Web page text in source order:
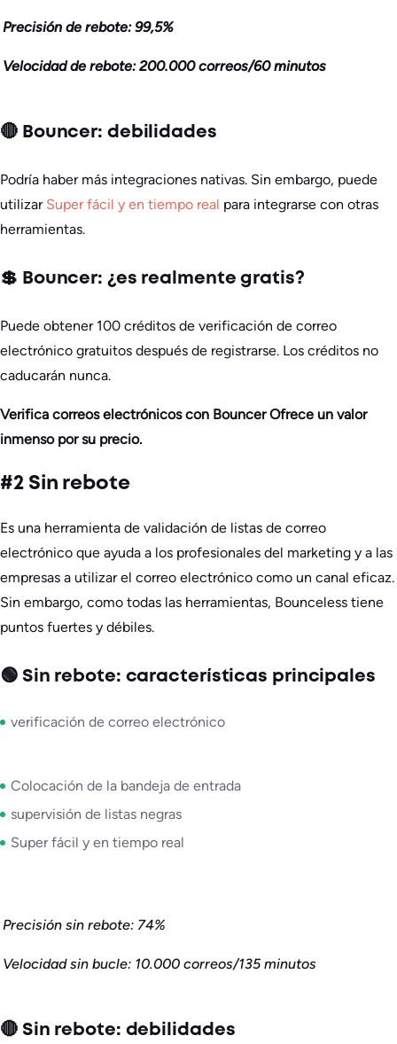
Precisión de rebote: 99,5%
Velocidad de rebote: 200.000 correos/60 minutos
🔴 Bouncer: debilidades
Podría haber más integraciones nativas. Sin embargo, puede
utilizar Super fácil y en tiempo real para integrarse con otras
herramientas.
💲 Bouncer: ¿es realmente gratis?
Puede obtener 100 créditos de verificación de correo
electrónico gratuitos después de registrarse. Los créditos no
caducarán nunca.
Verifica correos electrónicos con Bouncer Ofrece un valor
inmenso por su precio.
#2 Sin rebote
Es una herramienta de validación de listas de correo
electrónico que ayuda a los profesionales del marketing y a las
empresas a utilizar el correo electrónico como un canal eficaz.
Sin embargo, como todas las herramientas, Bounceless tiene
puntos fuertes y débiles.
🟢 Sin rebote: características principales
verificación de correo electrónico
Colocación de la bandeja de entrada
supervisión de listas negras
Super fácil y en tiempo real
Precisión sin rebote: 74%
Velocidad sin bucle: 10.000 correos/135 minutos
🔴 Sin rebote: debilidades